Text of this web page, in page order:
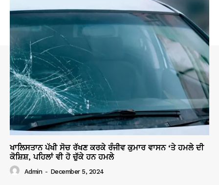
ਖਾਲਿਸਤਾਨ ਪੱਖੀ ਸੋਚ ਰੱਖਣ ਕਰਕੇ ਰੰਜੀਵ ਕੁਮਾਰ ਵਾਸਨ ‘ਤੇ ਹਮਲੇ ਦੀ
ਕੋਸ਼ਿਸ਼, ਪਹਿਲਾਂ ਵੀ ਹੋ ਚੁੱਕੇ ਹਨ ਹਮਲੇ
Admin - December 5, 2024